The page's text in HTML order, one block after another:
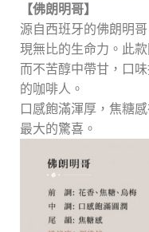
【佛朗明哥】
源自西班牙的佛朗明
現無比的生命力。此
而不苦醇中帶甘，口
的咖啡人。
口感飽滿渾厚，焦糖
最大的驚喜。